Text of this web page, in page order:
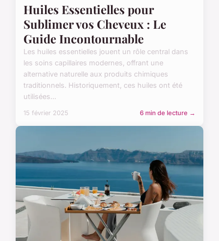
Huiles Essentielles pour
Sublimer vos Cheveux : Le
Guide Incontournable
Les huiles essentielles jouent un rôle central dans
les soins capillaires modernes, offrant une
alternative naturelle aux produits chimiques
traditionnels. Historiquement, ces huiles ont été
utilisées...
15 février 2025 6 min de lecture →